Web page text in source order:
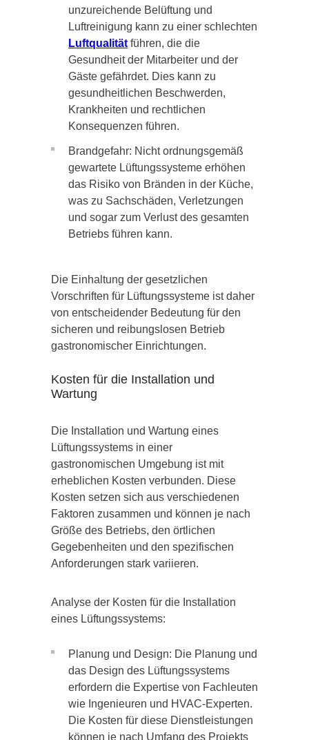
unzureichende Belüftung und
Luftreinigung kann zu einer schlechten
Luftqualität führen, die die
Gesundheit der Mitarbeiter und der
Gäste gefährdet. Dies kann zu
gesundheitlichen Beschwerden,
Krankheiten und rechtlichen
Konsequenzen führen.
Brandgefahr: Nicht ordnungsgemäß
gewartete Lüftungssysteme erhöhen
das Risiko von Bränden in der Küche,
was zu Sachschäden, Verletzungen
und sogar zum Verlust des gesamten
Betriebs führen kann.
Die Einhaltung der gesetzlichen
Vorschriften für Lüftungssysteme ist daher
von entscheidender Bedeutung für den
sicheren und reibungslosen Betrieb
gastronomischer Einrichtungen.
Kosten für die Installation und
Wartung
Die Installation und Wartung eines
Lüftungssystems in einer
gastronomischen Umgebung ist mit
erheblichen Kosten verbunden. Diese
Kosten setzen sich aus verschiedenen
Faktoren zusammen und können je nach
Größe des Betriebs, den örtlichen
Gegebenheiten und den spezifischen
Anforderungen stark variieren.
Analyse der Kosten für die Installation
eines Lüftungssystems:
Planung und Design: Die Planung und
das Design des Lüftungssystems
erfordern die Expertise von Fachleuten
wie Ingenieuren und HVAC-Experten.
Die Kosten für diese Dienstleistungen
können je nach Umfang des Projekts